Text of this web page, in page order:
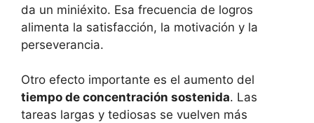
da un miniéxito. Esa frecuencia de logros
alimenta la satisfacción, la motivación y la
perseverancia.
Otro efecto importante es el aumento del
tiempo de concentración sostenida. Las
tareas largas y tediosas se vuelven más